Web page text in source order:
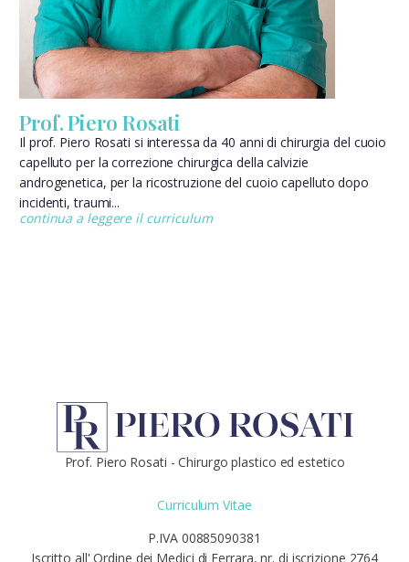
Prof. Piero Rosati
Il prof. Piero Rosati si interessa da 40 anni di chirurgia del cuoio
capelluto per la correzione chirurgica della calvizie
androgenetica, per la ricostruzione del cuoio capelluto dopo
incidenti, traumi...
continua a leggere il curriculum
Prof. Piero Rosati - Chirurgo plastico ed estetico
Curriculum Vitae
P.IVA 00885090381
Iscritto all' Ordine dei Medici di Ferrara, nr. di iscrizione 2764